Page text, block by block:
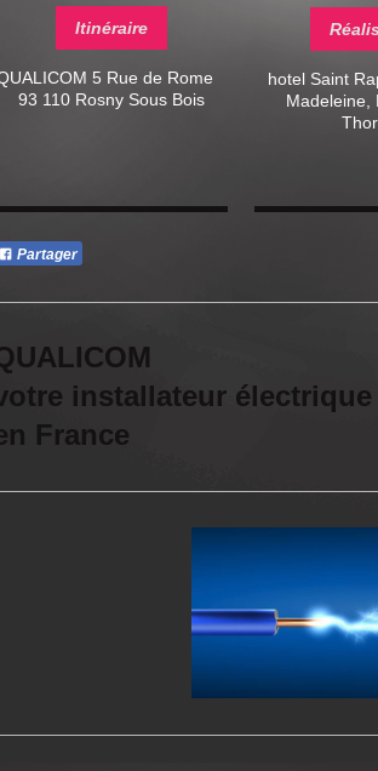
Itinéraire
5 Rue de Rome
93 110 Rosny Sous Bois
hotel Saint
Madeleine,
Partager
installateur
France